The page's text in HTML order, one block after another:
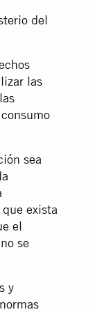
del
las
sea
exista
el
se
y